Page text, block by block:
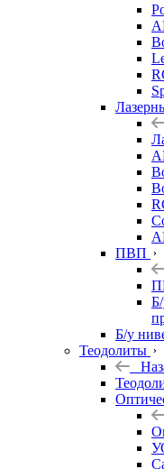
ПВП
Б/у
Теодолиты